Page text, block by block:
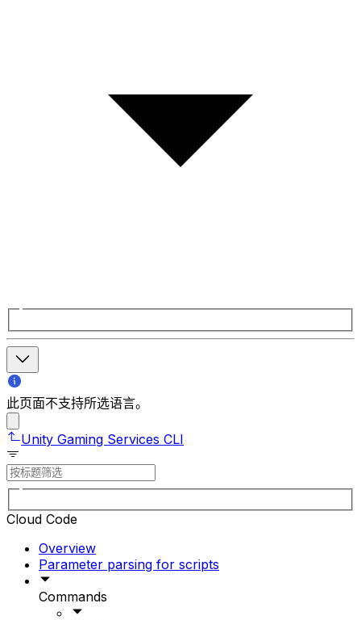
此页面不支持所选语言。
Unity Gaming Services CLI
Cloud Code
Overview
Parameter parsing for scripts
Commands